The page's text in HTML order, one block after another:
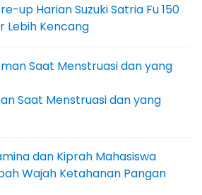
up Harian Suzuki Satria Fu 150
Lebih Kencang
Saat Menstruasi dan yang